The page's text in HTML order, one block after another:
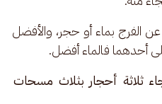
الفرج بماء أو حجر، والأفضل
أحدهما فالماء أفضل.
ثلاثة أحجار بثلاث مسحات